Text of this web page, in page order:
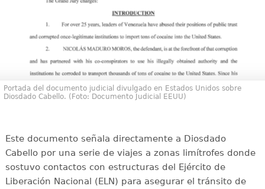
Portada del documento judicial divulgado en Estados Unidos sobre
Diosdado Cabello. (Foto: Documento Judicial EEUU)
Este documento señala directamente a Diosdado
Cabello por una serie de viajes a zonas limítrofes donde
sostuvo contactos con estructuras del Ejército de
Liberación Nacional (ELN) para asegurar el tránsito de